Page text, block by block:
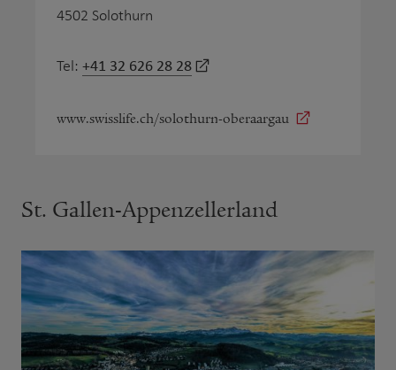
4502 Solothurn
Tel: +41 32 626 28 28
www.swisslife.ch/solothurn-oberaargau
St. Gallen-Appenzellerland